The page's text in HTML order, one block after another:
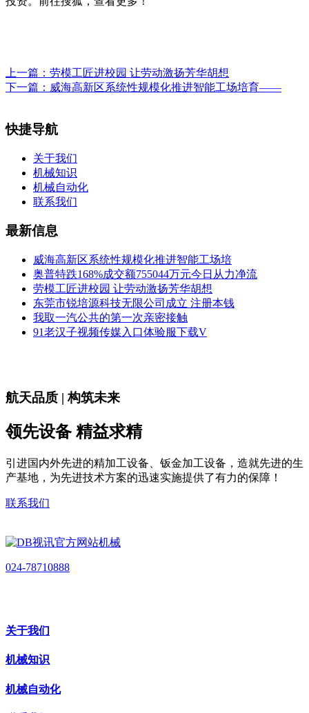
上一篇： 劳模工匠进校园 让劳动激扬芳华胡想
下一篇： 威海高新区系统性规模化推进智能工场培育——
快捷导航
关于我们
机械知识
机械自动化
联系我们
最新信息
威海高新区系统性规模化推进智能工场培
奥普特跌168%成交额755044万元今日从力净流
劳模工匠进校园 让劳动激扬芳华胡想
东莞市锐培源科技无限公司成立 注册本钱
我取一汽公共的第一次亲密接触
91老汉子视频传媒入口体验服下载V
航天品质 | 构筑未来
领先设备 精益求精
引进国内外先进的精加工设备、钣金加工设备，造就先进的生
产基地，为先进技术方案的迅速实施提供了有力的保障！
联系我们
024-78710888
关于我们
机械知识
机械自动化